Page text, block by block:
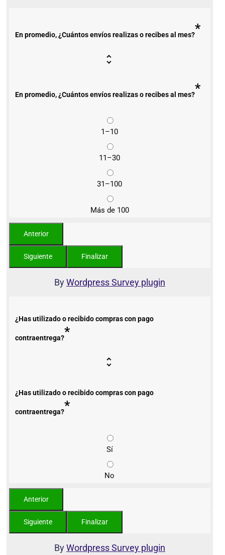
En promedio, ¿Cuántos envíos realizas o recibes al mes?*
En promedio, ¿Cuántos envíos realizas o recibes al mes?*
1–10
11–30
31–100
Más de 100
ByWordpress Survey plugin
¿Has utilizado o recibido compras con pago
contraentrega?*
¿Has utilizado o recibido compras con pago
contraentrega?*
Sí
No
ByWordpress Survey plugin